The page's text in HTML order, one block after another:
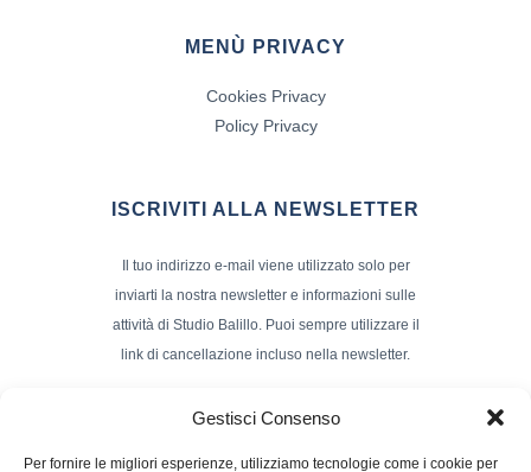
Gestisci Consenso
Per fornire le migliori esperienze, utilizziamo tecnologie come i cookie per
MENÙ PRIVACY
Cookies Privacy
Policy Privacy
ISCRIVITI ALLA NEWSLETTER
Il tuo indirizzo e-mail viene utilizzato solo per
inviarti la nostra newsletter e informazioni sulle
attività di Studio Balillo. Puoi sempre utilizzare il
link di cancellazione incluso nella newsletter.